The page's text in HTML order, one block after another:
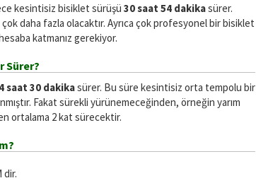
kesintisiz bisiklet sürüşü 30 saat 54 dakikasürer.
daha fazla olacaktır. Ayrıca çok profesyonel bir bisiklet
katmanız gerekiyor.
Sürer?
saat 30 dakikasürer. Bu süre kesintisiz orta tempolu bir
Fakat sürekli yürünemeceğinden, örneğin yarım
ortalama 2 kat sürecektir.
dir.